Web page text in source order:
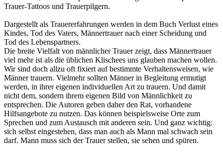
Trauer-Tattoos und Trauerpilgern.
Dargestellt als Trauererfahrungen werden in dem Buch Verlust eines
Kindes, Tod des Vaters, Männertrauer nach einer Scheidung und
Tod des Lebenspartners.
Die breite Vielfalt von männlicher Trauer zeigt, dass Männertrauer
viel mehr ist als die üblichen Klischees uns glauben machen wollen.
Wir sind doch allzu oft fixiert auf bestimmte Verhaltensweisen, wie
Männer trauern. Vielmehr sollten Männer in Begleitung ermutigt
werden, in ihrer eigenen individuellen Art zu trauern. Und damit
nicht dem, sondern ihrem eigenen Bild von Männlichkeit zu
entsprechen. Die Autoren geben daher den Rat, vorhandene
Hilfsangebote zu nutzen. Das können beispielsweise Orte zum
Sprechen und zum Austausch mit anderen sein. Und ganz wichtig:
sich selbst eingestehen, dass man auch als Mann mal schwach sein
darf. Mann muss sich der Trauer stellen, sie sehen und spüren.